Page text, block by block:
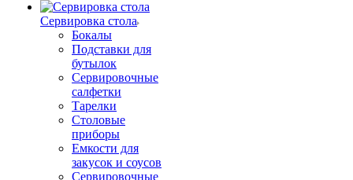
Сервировка стола
Бокалы
Подставки для
бутылок
Сервировочные
салфетки
Тарелки
Столовые
приборы
Емкости для
закусок и соусов
Сервировочные